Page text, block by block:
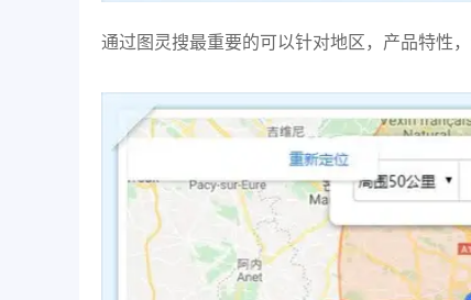
通过图灵搜最重要的可以针对地区，产品特性